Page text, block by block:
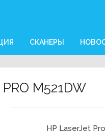
СКАНЕРЫ
M521DW
HP LaserJet